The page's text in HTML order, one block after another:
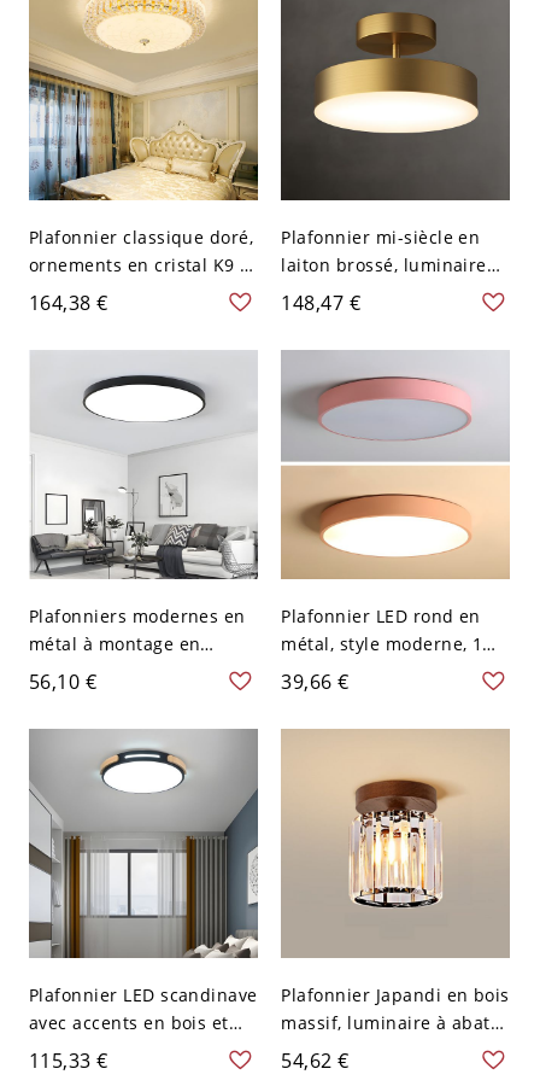
12,7 cm Couleur de Noyer
Plafonnier classique doré,
ornements en cristal K9 et
abat-jour en verre dépoli
à motifs - 110 V-120 V
40,64 cm Cylindre
164,38 €
Plafonnier mi-siècle en
laiton brossé, luminaire
de plafond rond doré avec
abat-jour en verre opale -
110 V-120 V
148,47 €
Plafonniers modernes en
métal à montage en
surface, 1 lumière, ronds,
luminaires encastrés
affleurants - Noir 110 V-
120 V 40,64 cm Blanc
56,10 €
Plafonnier LED rond en
métal, style moderne, 1
lumière - Rose 110 V-120
V Blanc
39,66 €
Plafonnier LED scandinave
avec accents en bois et
design discret à faible
hauteur - 110 V-120 V Noir
115,33 €
Plafonnier Japandi en bois
massif, luminaire à abat-
jour en verre texturé pour
couloir et chambre - 110
54,62 €